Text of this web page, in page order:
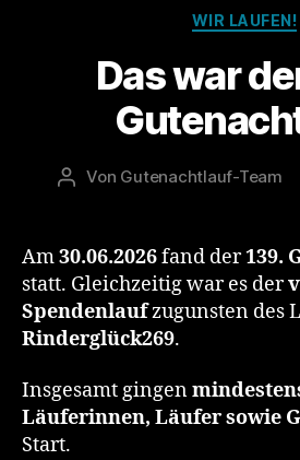
WIR LAUFEN!
Das war
Beitragsautor
Von Gutenachtlauf-Team
Am30.06.2026fand der139.
statt. Gleichzeitig war es der
Spendenlaufzugunsten des
Rinderglück269.
Insgesamt gingen
Läuferinnen, Läufer sowie
Start.